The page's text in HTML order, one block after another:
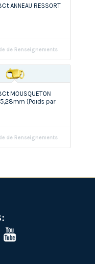
ANNEAU RESSORT
de Renseignements
MOUSQUETON
(Poids par
de Renseignements